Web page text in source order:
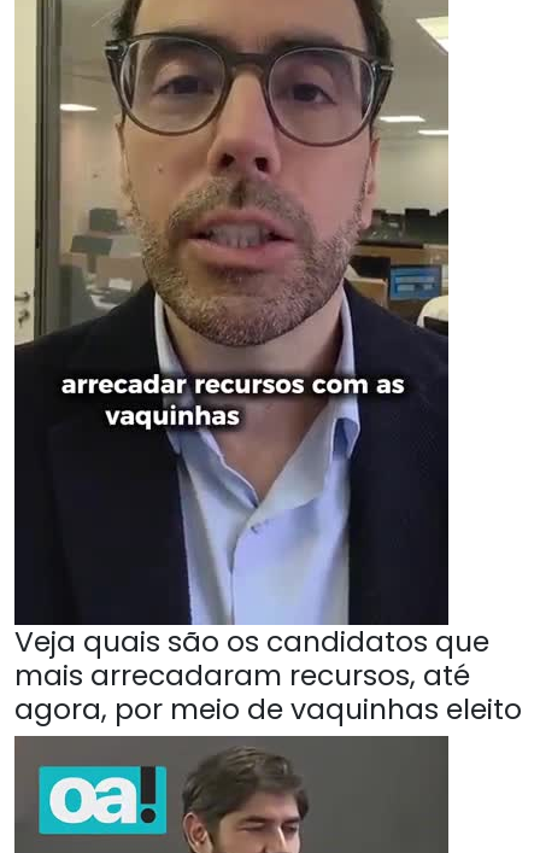
Veja quais são os candidatos que
mais arrecadaram recursos, até
agora, por meio de vaquinhas eleito